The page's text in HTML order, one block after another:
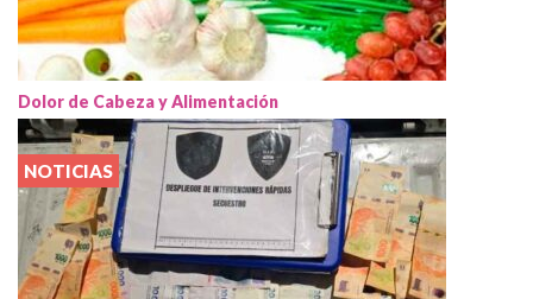
Dolor de Cabeza y Alimentación
NOTICIAS